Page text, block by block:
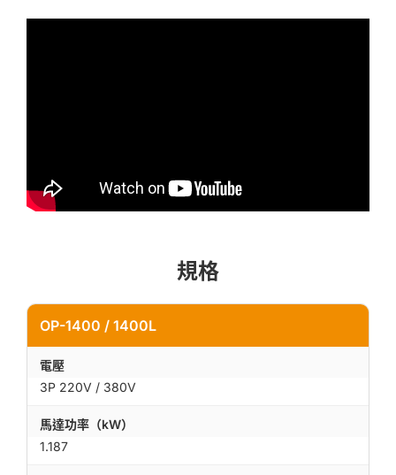
規格
OP-1400 / 1400L
電壓
3P 220V / 380V
馬達功率（kW）
1.187